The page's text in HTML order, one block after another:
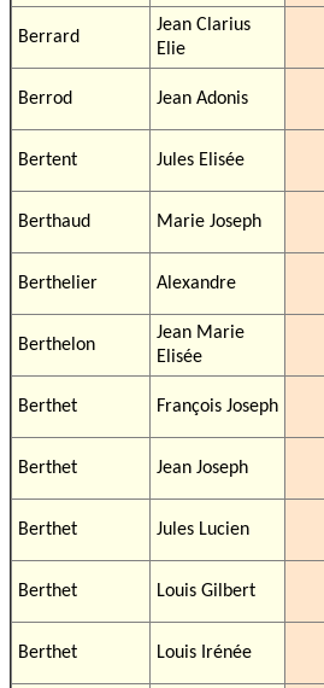
Berrard
Jean Clarius
Elie
Berrod Jean Adonis
Bertent Jules Elisée
Berthaud Marie Joseph
Berthelier Alexandre
Berthelon
Jean Marie
Elisée
Berthet François Joseph
Berthet Jean Joseph
Berthet Jules Lucien
Berthet Louis Gilbert
Berthet Louis Irénée